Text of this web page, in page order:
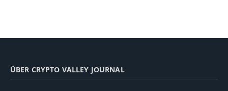
ÜBER CRYPTO VALLEY JOURNAL